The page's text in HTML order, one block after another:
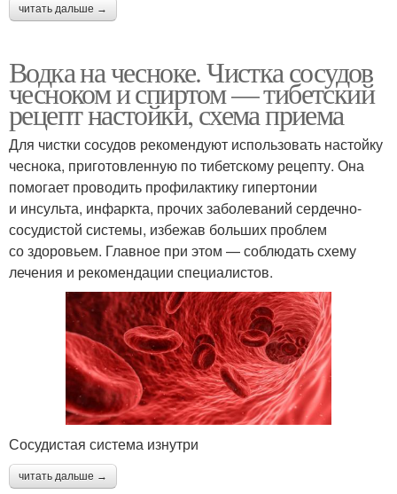
читать дальше →
Водка на чесноке. Чистка сосудов
чесноком и спиртом — тибетский
рецепт настойки, схема приема
Для чистки сосудов рекомендуют использовать настойку
чеснока, приготовленную по тибетскому рецепту. Она
помогает проводить профилактику гипертонии
и инсульта, инфаркта, прочих заболеваний сердечно-
сосудистой системы, избежав больших проблем
со здоровьем. Главное при этом — соблюдать схему
лечения и рекомендации специалистов.
Сосудистая система изнутри
читать дальше →